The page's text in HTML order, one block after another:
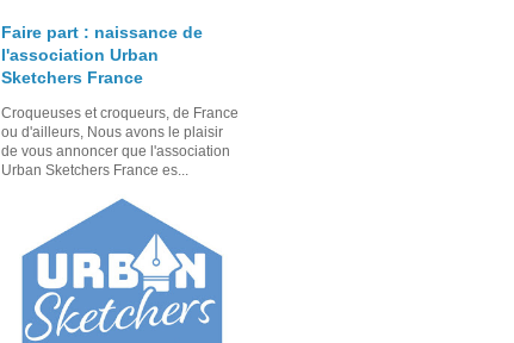
Faire part : naissance de
l'association Urban
Sketchers France
Croqueuses et croqueurs, de France
ou d'ailleurs, Nous avons le plaisir
de vous annoncer que l'association
Urban Sketchers France es...